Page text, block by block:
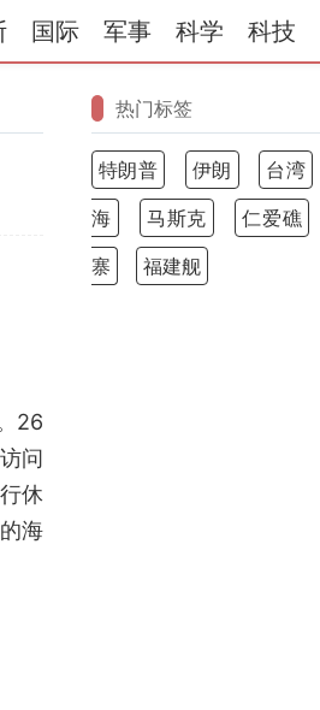
国际 军事 科学 科技
26
问
休
海
热门标签
特朗普 伊朗 台湾
海
马斯克 仁爱礁
寨
福建舰